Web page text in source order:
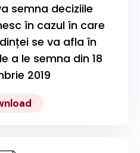
semna deciziile
în cazul în care
se va afla în
a le semna din 18
2019